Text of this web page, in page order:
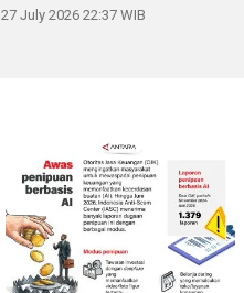
27 July 2026 22:37 WIB